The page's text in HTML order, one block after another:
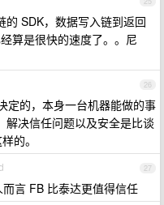
SDK，数据写入链到返回
算是很快的速度了。。尼
26
定的，本身一台机器能做的事
决信任问题以及安全是比谈
的。
27
言 FB 比泰达更值得信任